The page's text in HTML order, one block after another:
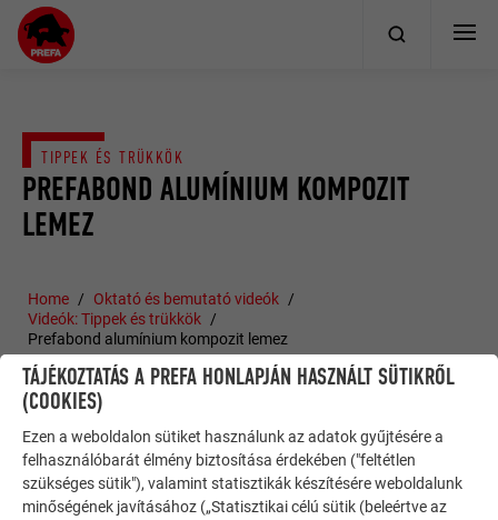
PREFABOND ALUMÍNIUM KOMPOZIT
LEMEZ
TIPPEK ÉS TRÜKKÖK
Home
Oktató és bemutató videók
Videók: Tippek és trükkök
Prefabond alumínium kompozit lemez
TÁJÉKOZTATÁS A PREFA HONLAPJÁN HASZNÁLT SÜTIKRŐL
(COOKIES)
Ezen a weboldalon sütiket használunk az adatok gyűjtésére a
felhasználóbarát élmény biztosítása érdekében ("feltétlen
szükséges sütik"), valamint statisztikák készítésére weboldalunk
minőségének javításához („Statisztikai célú sütik (beleértve az